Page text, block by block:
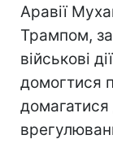
Аравії
Трампом,
військові
домогтися